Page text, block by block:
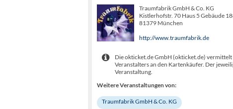
Traumfabrik GmbH & Co. KG
Kistlerhofstr. 70 Haus 5 Gebäude
81379 München
http://www.traumfabrik.de
Die okticket.de GmbH (okticket.de)
Veranstalters an den Kartenkäufer. Der
Veranstaltung.
Weitere Veranstaltungen von:
Traumfabrik GmbH & Co. KG